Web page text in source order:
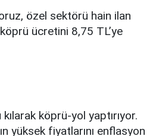
özel sektörü hain ilan
ücretini 8,75 TL’ye
köprü-yol yaptırıyor.
yüksek fiyatlarını enflasyon